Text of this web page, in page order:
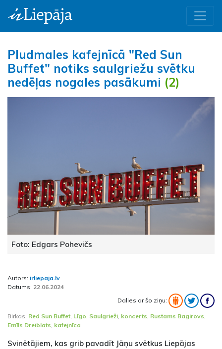
Pludmales kafejnīcā "Red Sun
Buffet" notiks saulgriežu svētku
nedēļas nogales pasākumi (2)
Foto: Edgars Pohevičs
Autors: irliepaja.lv
Datums: 22.06.2024
Dalies ar šo ziņu:
Birkas: Red Sun Buffet, Līgo, Saulgrieži, koncerts, Rustams Bagirovs,
Emīls Dreiblats, kafejnīca
Svinētājiem, kas grib pavadīt Jāņu svētkus Liepājas